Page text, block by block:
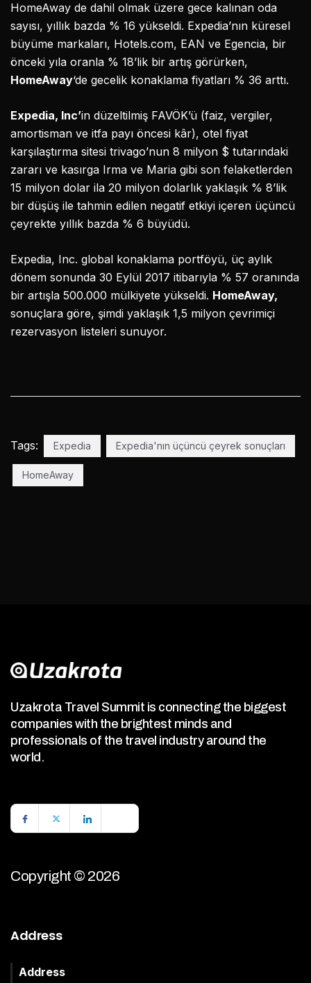
HomeAway de dahil olmak üzere gece kalınan oda
sayısı, yıllık bazda % 16 yükseldi. Expedia’nın küresel
büyüme markaları, Hotels.com, EAN ve Egencia, bir
önceki yıla oranla % 18’lik bir artış görürken,
HomeAway‘de gecelik konaklama fiyatları % 36 arttı.
Expedia, Inc’in düzeltilmiş FAVÖK’ü (faiz, vergiler,
amortisman ve itfa payı öncesi kâr), otel fiyat
karşılaştırma sitesi trivago’nun 8 milyon $ tutarındaki
zararı ve kasırga Irma ve Maria gibi son felaketlerden
15 milyon dolar ila 20 milyon dolarlık yaklaşık % 8’lik
bir düşüş ile tahmin edilen negatif etkiyi içeren üçüncü
çeyrekte yıllık bazda % 6 büyüdü.
Expedia, Inc. global konaklama portföyü, üç aylık
dönem sonunda 30 Eylül 2017 itibarıyla % 57 oranında
bir artışla 500.000 mülkiyete yükseldi. HomeAway,
sonuçlara göre, şimdi yaklaşık 1,5 milyon çevrimiçi
rezervasyon listeleri sunuyor.
Tags: Expedia Expedia'nın üçüncü çeyrek sonuçları
HomeAway
Uzakrota Travel Summit is connecting the biggest
companies with the brightest minds and
professionals of the travel industry around the
world.
Copyright © 2026
Address
Address